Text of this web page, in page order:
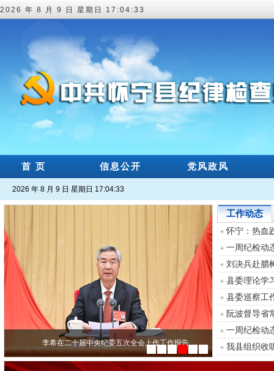
2026 年 8 月 9 日 星期日 17:04:33
首 页 信息公开 党风政风
2026 年 8 月 9 日 星期日 17:04:33
李希在二十届中央纪委五次全会上作工作报告
工作动态
怀宁：热血
一周纪检动
刘决兵赴腊
县委理论学
县委巡察工
阮波督导省
一周纪检动
我县组织收